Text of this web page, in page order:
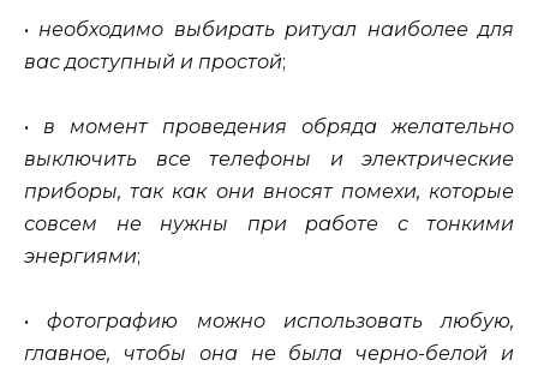
• необходимо выбирать ритуал наиболее для
вас доступный и простой;
• в момент проведения обряда желательно
выключить все телефоны и электрические
приборы, так как они вносят помехи, которые
совсем не нужны при работе с тонкими
энергиями;
•фотографию можно использовать любую,
главное, чтобы она не была черно-белой и